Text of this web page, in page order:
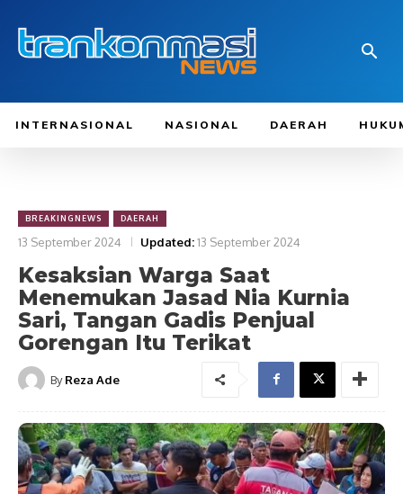
INTERNASIONAL NASIONAL DAERAH
BREAKINGNEWS DAERAH
13 September 2024 Updated:13 September 2024
Kesaksian Warga Saat
Menemukan Jasad Nia Kurnia
Sari, Tangan Gadis Penjual
Gorengan Itu Terikat
By Reza Ade